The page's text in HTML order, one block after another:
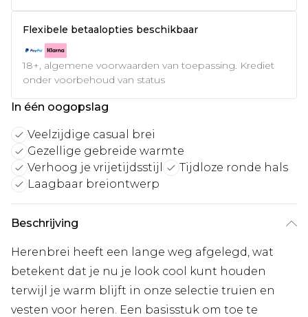
Flexibele betaalopties beschikbaar
18+, algemene voorwaarden van toepassing. Krediet
onder voorbehoud van status
In één oogopslag
Veelzijdige casual brei
Gezellige gebreide warmte
Verhoog je vrijetijdsstijl
Tijdloze ronde hals
Laagbaar breiontwerp
Beschrijving
Herenbrei heeft een lange weg afgelegd, wat
betekent dat je nu je look cool kunt houden
terwijl je warm blijft in onze selectie truien en
vesten voor heren. Een basisstuk om toe te